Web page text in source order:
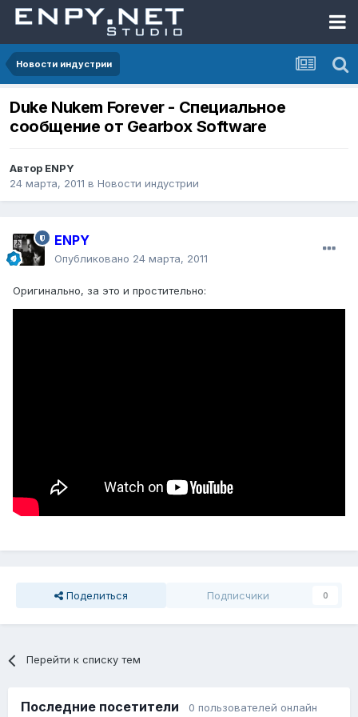
Новости индустрии
Duke Nukem Forever - Специальное
сообщение от Gearbox Software
Автор ENPY
24 марта, 2011 в Новости индустрии
ENPY
Опубликовано 24 марта, 2011
Оригинально, за это и простительно:
Поделиться Подписчики 0
Перейти к списку тем
Последние посетители 0 пользователей онлайн